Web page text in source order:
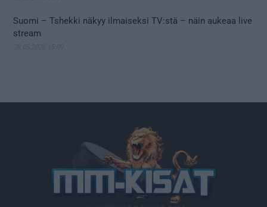
Suomi – Tshekki näkyy ilmaiseksi TV:stä – näin aukeaa live
stream